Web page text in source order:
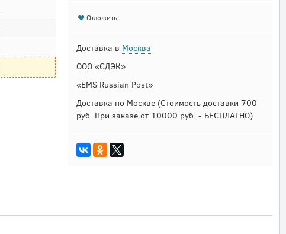
Отложить
Доставка в Москва
ООО «СДЭК»
«EMS Russian Post»
Доставка по Москве (Стоимость доставки 700
руб. При заказе от 10000 руб. - БЕСПЛАТНО)